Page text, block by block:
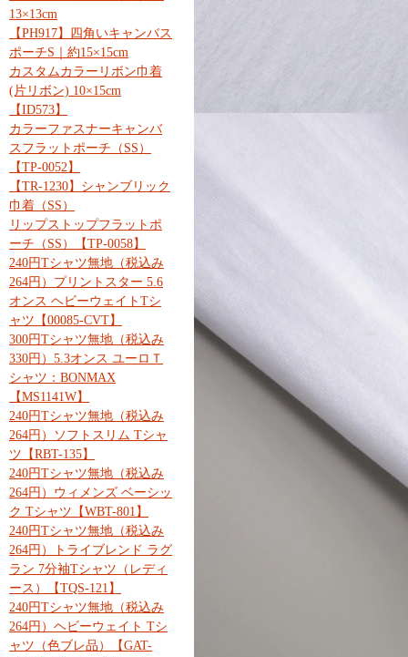
13×13cm
【PH917】四角いキャンバス
ポーチS｜約15×15cm
カスタムカラーリボン巾着
(片リボン) 10×15cm
【ID573】
カラーファスナーキャンバ
スフラットポーチ（SS）
【TP-0052】
【TR-1230】シャンブリック
巾着（SS）
リップストップフラットポ
ーチ（SS）【TP-0058】
240円Tシャツ無地（税込み
264円）プリントスター 5.6
オンス ヘビーウェイトTシ
ャツ【00085-CVT】
300円Tシャツ無地（税込み
330円）5.3オンス ユーロＴ
シャツ：BONMAX
【MS1141W】
240円Tシャツ無地（税込み
264円）ソフトスリム Tシャ
ツ【RBT-135】
240円Tシャツ無地（税込み
264円）ウィメンズ ベーシッ
ク Tシャツ【WBT-801】
240円Tシャツ無地（税込み
264円）トライブレンド ラグ
ラン 7分袖Tシャツ（レディ
ース）【TQS-121】
240円Tシャツ無地（税込み
264円）ヘビーウェイト Tシ
ャツ（色ブレ品）【GAT-